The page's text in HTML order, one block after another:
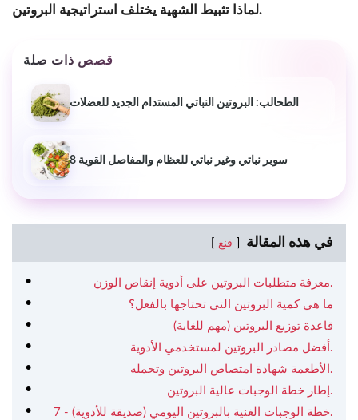
لماذا تثبيط الشهية يختلف استراتيجية البروتين.
قصص ذات صلة
الطحالب: البروتين النباتي المستدام الجديد للعضلات
8 سوبر نباتي وغير نباتي للعظام والمفاصل القوية
في هذه المقالة قنع
معرفة متطلبات البروتين على أدوية إنقاص الوزن.
ما هي كمية البروتين التي تحتاجها بالفعل؟
قاعدة توزيع البروتين (مهم للغاية)
أفضل مصادر البروتين لمستخدمي الأدوية.
الأطعمة شهادة امتصاص البروتين وتحمله.
إطار خطة الوجبات عالية البروتين.
7 - خطة الوجبات الغنية بالبروتين اليومي (صديقة للأدوية).